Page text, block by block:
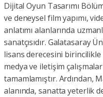
Dijital Oyun Tasarımı
ve deneysel film yapımı,
anlatımı alanlarında
sanatçısıdır. Galatasaray
lisans derecesini
medya ve iletişim
tamamlamıştır. Ardından,
alanında, sanatta yeterlik